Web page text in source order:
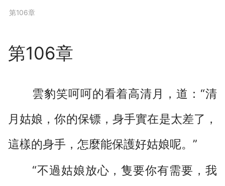
第106章
雲豹笑呵呵的看着高清月，道：“清
月姑娘，你的保镖，身手實在是太差了，
這樣的身手，怎麼能保護好姑娘呢。”
“不過姑娘放心，隻要你有需要，我
第106章